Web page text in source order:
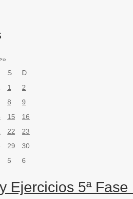
»
S
D
1
2
8
9
15
16
22
23
29
30
5 6
Ejercicios 5ª